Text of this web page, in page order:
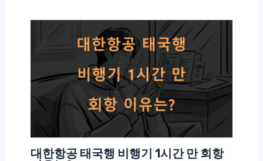
대한항공 태국행 비행기 1시간 만 회항